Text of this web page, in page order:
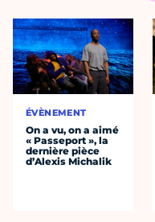
ÉVÈNEMENT
On a vu, on a aimé
« Passeport », la
dernière pièce
d’Alexis Michalik